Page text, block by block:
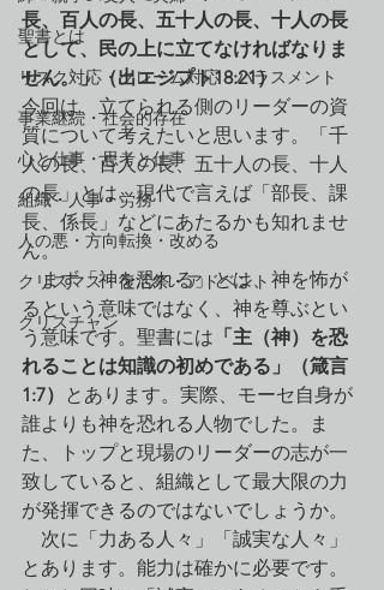
聖書とは
リスク対応・クレーム対応・ハラスメント
事業継続・社会的存在
心と仕事・思考と仕事
組織・人事・労務
人の悪・方向転換・改める
クリスマス・復活祭・アドベント
クリスチャン
長、百人の長、五十人の長、十人の長
として、民の上に立てなければなりま
せん。」（出エジプト18:21）
今回は、立てられる側のリーダーの資
質について考えたいと思います。「千
人の長、百人の長、五十人の長、十人
の長」とは、現代で言えば「部長、課
長、係長」などにあたるかも知れませ
ん。
まず「神を恐れる」とは、神を怖が
るという意味ではなく、神を尊ぶとい
う意味です。聖書には 「主（神）を恐
れることは知識の初めである」（箴言
1:7）
とあります。実際、モーセ自身が
誰よりも神を恐れる人物でした。ま
た、トップと現場のリーダーの志が一
致していると、組織として最大限の力
が発揮できるのではないでしょうか。
次に「力ある人々」「誠実な人々」
とあります。能力は確かに必要です。